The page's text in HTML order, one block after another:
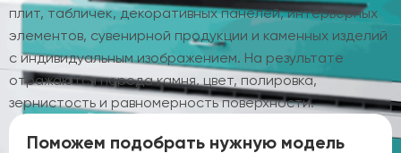
плит, табличек, декоративных панелей, интерьерных
элементов, сувенирной продукции и каменных изделий
с индивидуальным изображением. На результате
отражаются порода камня, цвет, полировка,
зернистость и равномерность поверхности.
Поможем подобрать нужную модель